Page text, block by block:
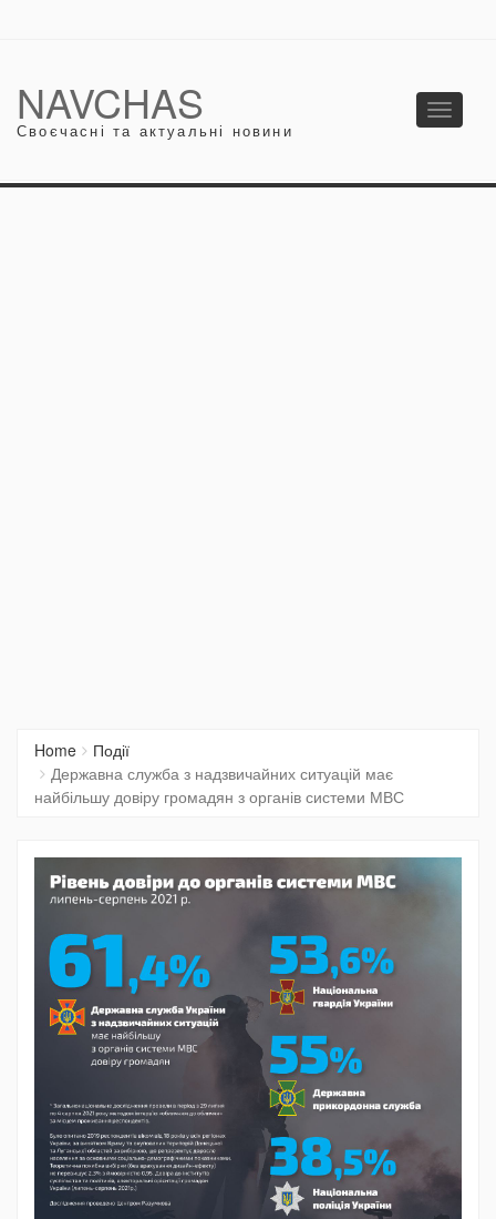
NAVCHAS
Своєчасні та актуальні новини
Toggle
Home
Події
Державна служба з надзвичайних ситуацій має
найбільшу довіру громадян з органів системи МВС